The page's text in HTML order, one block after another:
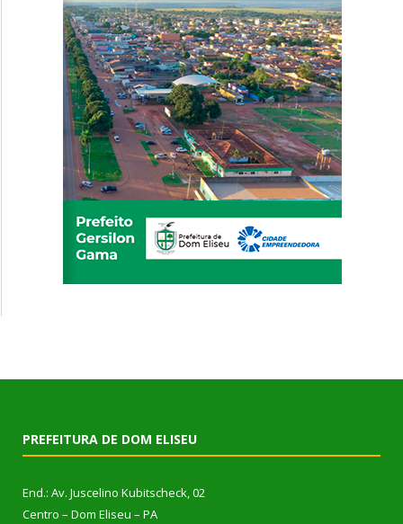
PREFEITURA DE DOM ELISEU
End.: Av. Juscelino Kubitscheck, 02
Centro – Dom Eliseu – PA